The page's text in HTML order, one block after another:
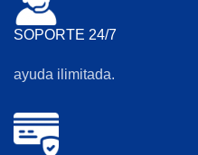
SOPORTE 24/7
ayuda ilimitada.